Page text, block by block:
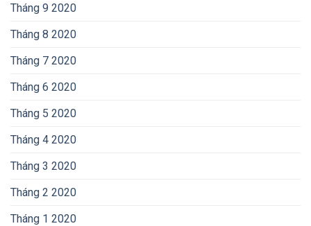
Tháng 9 2020
Tháng 8 2020
Tháng 7 2020
Tháng 6 2020
Tháng 5 2020
Tháng 4 2020
Tháng 3 2020
Tháng 2 2020
Tháng 1 2020